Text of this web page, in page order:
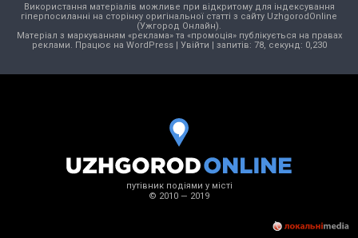
Використання матеріалів можливе при відкритому для індексування
гіперпосиланні на сторінку оригінальної статті з сайту UzhgorodOnline
(Ужгород Онлайн).
Матеріал з маркуванням «реклама» та «промоція» публікується на правах
реклами. Працює на WordPress| Увійти | запитів: 78, секунд: 0,230
путівник подіями у місті
© 2010 — 2019